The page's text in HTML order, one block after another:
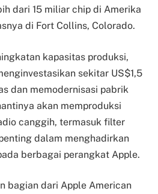
dari 15 miliar chip di Amerika
di Fort Collins, Colorado.
kapasitas produksi,
sekitar US$1,5
dan memodernisasi pabrik
akan memproduksi
canggih, termasuk filter
dalam menghadirkan
berbagai perangkat Apple.
bagian dari Apple American